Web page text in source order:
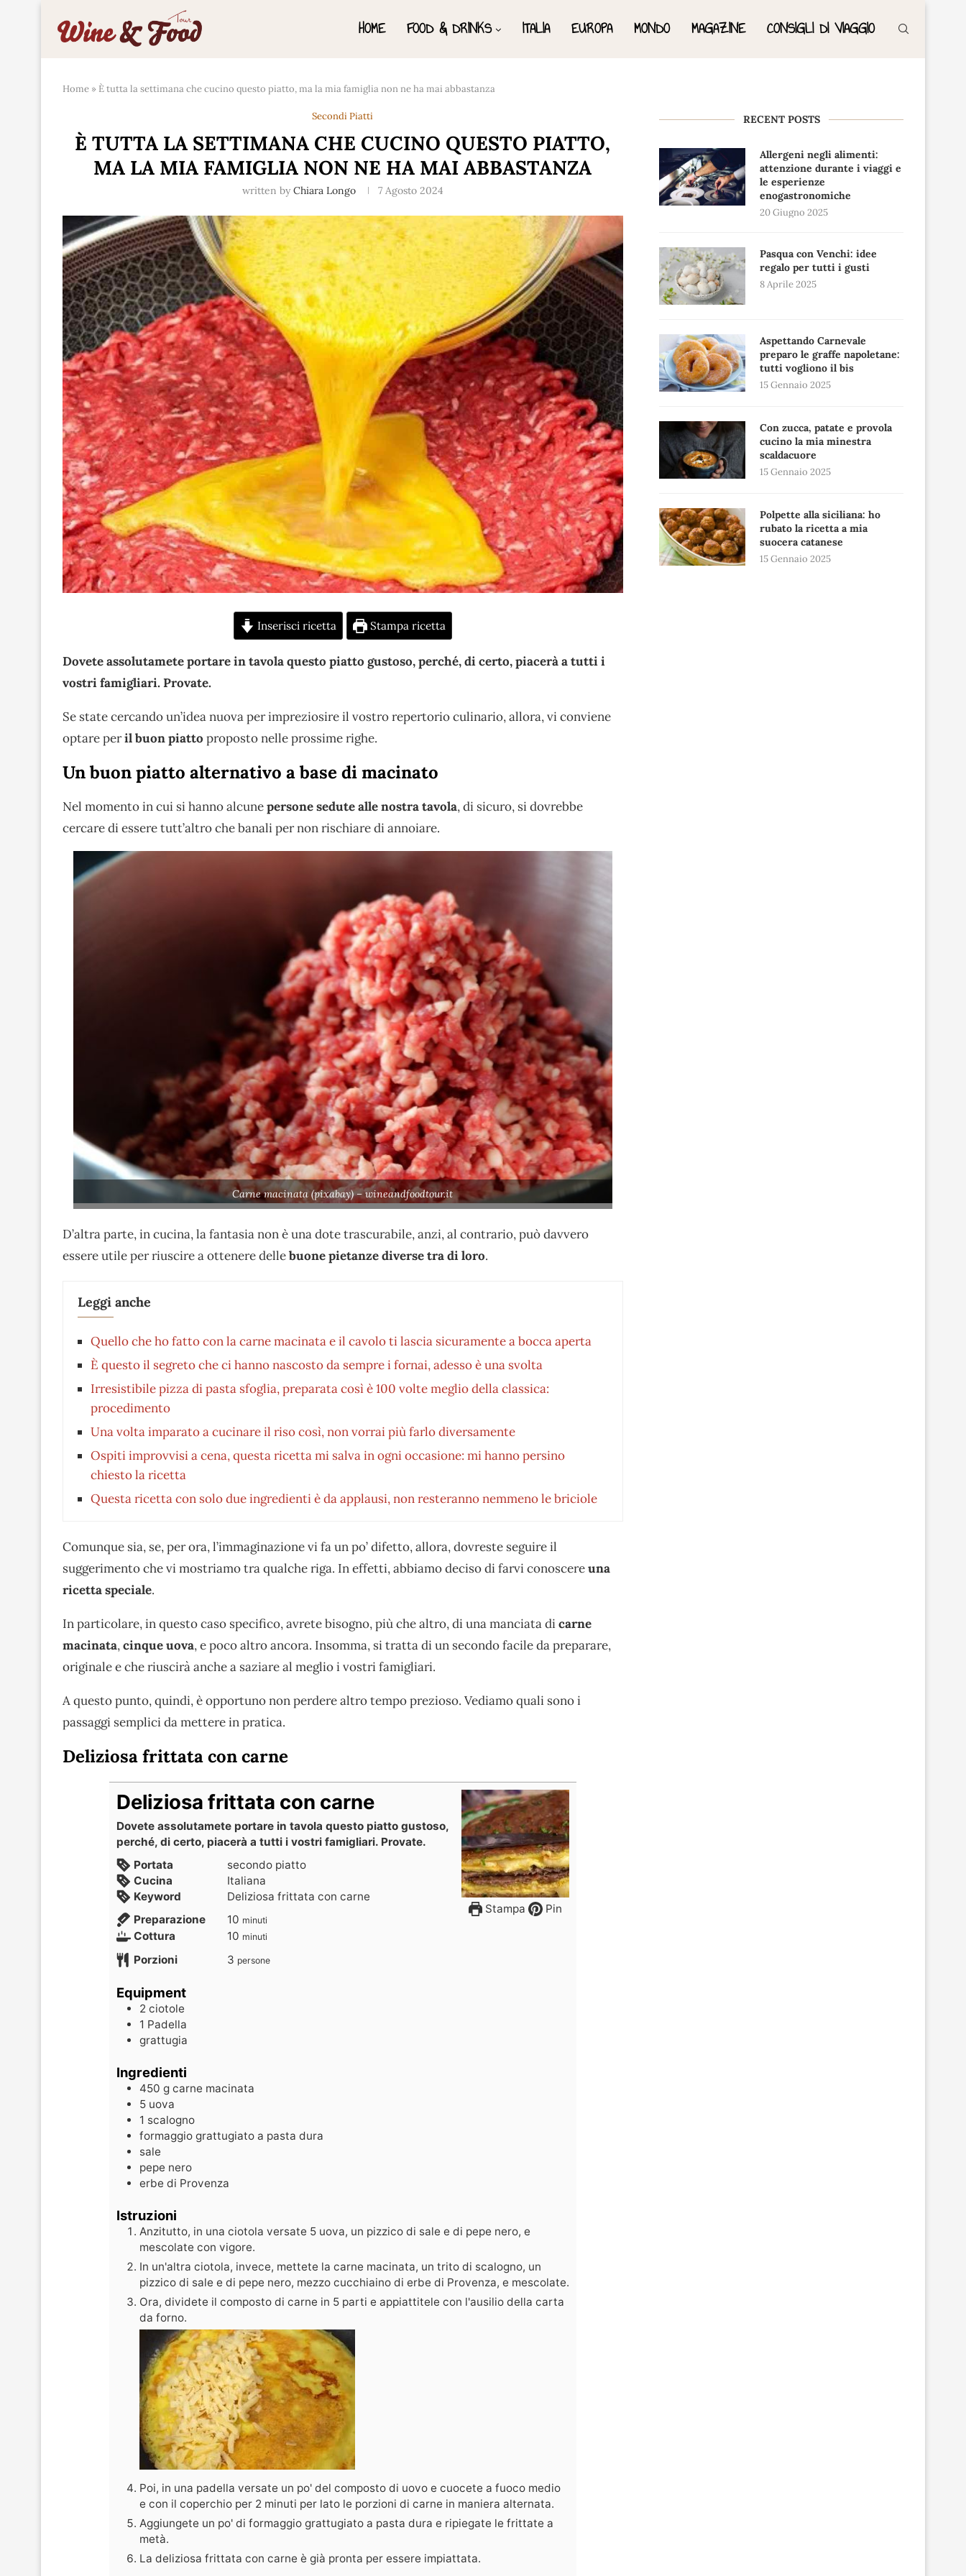
HOME FOOD & DRINKS ITALIA EUROPA MONDO MAGAZINE CONSIGLI DI VIAGGIO
Home » È tutta la settimana che cucino questo piatto, ma la mia famiglia non ne ha mai abbastanza
Secondi Piatti
È TUTTA LA SETTIMANA CHE CUCINO QUESTO PIATTO,
MA LA MIA FAMIGLIA NON NE HA MAI ABBASTANZA
written by Chiara Longo 7 Agosto 2024
Inserisci ricetta Stampa ricetta
Dovete assolutamete portare in tavola questo piatto gustoso, perché, di certo, piacerà a tutti i
vostri famigliari. Provate.
Se state cercando un’idea nuova per impreziosire il vostro repertorio culinario, allora, vi conviene
optare peril buon piatto proposto nelle prossime righe.
Un buon piatto alternativo a base di macinato
Nel momento in cui si hanno alcunepersone sedute alle nostra tavola, di sicuro, si dovrebbe
cercare di essere tutt’altro che banali per non rischiare di annoiare.
Carne macinata (pixabay) – wineandfoodtour.it
D’altra parte, in cucina, la fantasia non è una dote trascurabile, anzi, al contrario, può davvero
essere utile per riuscire a ottenere dellebuone pietanze diverse tra di loro.
Leggi anche
Quello che ho fatto con la carne macinata e il cavolo ti lascia sicuramente a bocca aperta
È questo il segreto che ci hanno nascosto da sempre i fornai, adesso è una svolta
Irresistibile pizza di pasta sfoglia, preparata così è 100 volte meglio della classica:
procedimento
Una volta imparato a cucinare il riso così, non vorrai più farlo diversamente
Ospiti improvvisi a cena, questa ricetta mi salva in ogni occasione: mi hanno persino
chiesto la ricetta
Questa ricetta con solo due ingredienti è da applausi, non resteranno nemmeno le briciole
Comunque sia, se, per ora, l’immaginazione vi fa un po’ difetto, allora, dovreste seguire il
suggerimento che vi mostriamo tra qualche riga. In effetti, abbiamo deciso di farvi conoscereuna
ricetta speciale.
In particolare, in questo caso specifico, avrete bisogno, più che altro, di una manciata dicarne
macinata,cinque uova, e poco altro ancora. Insomma, si tratta di un secondo facile da preparare,
originale e che riuscirà anche a saziare al meglio i vostri famigliari.
A questo punto, quindi, è opportuno non perdere altro tempo prezioso. Vediamo quali sono i
passaggi semplici da mettere in pratica.
Deliziosa frittata con carne
Stampa Pin
Deliziosa frittata con carne
Dovete assolutamete portare in tavola questo piatto gustoso,
perché, di certo, piacerà a tutti i vostri famigliari. Provate.
Portata
secondo piatto
Cucina
Italiana
Keyword
Deliziosa frittata con carne
Preparazione
10 minuti
Cottura 10 minuti
Porzioni 3 persone
Equipment
2 ciotole
1 Padella
grattugia
Ingredienti
450 g carne macinata
5 uova
1 scalogno
formaggio grattugiato a pasta dura
sale
pepe nero
erbe di Provenza
Istruzioni
Anzitutto, in una ciotola versate 5 uova, un pizzico di sale e di pepe nero, e
mescolate con vigore.
In un'altra ciotola, invece, mettete la carne macinata, un trito di scalogno, un
pizzico di sale e di pepe nero, mezzo cucchiaino di erbe di Provenza, e mescolate.
Ora, dividete il composto di carne in 5 parti e appiattitele con l'ausilio della carta
da forno.
Poi, in una padella versate un po' del composto di uovo e cuocete a fuoco medio
e con il coperchio per 2 minuti per lato le porzioni di carne in maniera alternata.
Aggiungete un po' di formaggio grattugiato a pasta dura e ripiegate le frittate a
metà.
La deliziosa frittata con carne è già pronta per essere impiattata.
RECENT POSTS
Allergeni negli alimenti:
attenzione durante i viaggi e
le esperienze
enogastronomiche
20 Giugno 2025
Pasqua con Venchi: idee
regalo per tutti i gusti
8 Aprile 2025
Aspettando Carnevale
preparo le graffe napoletane:
tutti vogliono il bis
15 Gennaio 2025
Con zucca, patate e provola
cucino la mia minestra
scaldacuore
15 Gennaio 2025
Polpette alla siciliana: ho
rubato la ricetta a mia
suocera catanese
15 Gennaio 2025